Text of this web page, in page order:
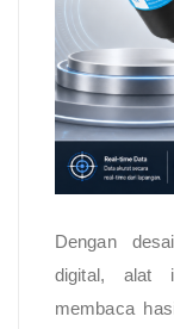
Dengan
digital, alat
membaca